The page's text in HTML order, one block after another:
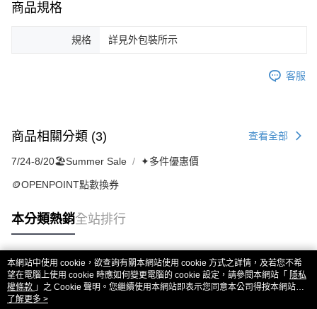
商品規格
規格 詳見外包裝所示
客服
商品相關分類 (3) 查看全部
7/24-8/20🏖️Summer Sale ✦多件優惠價
🪙OPENPOINT點數換券
本分類熱銷全站排行
熱門標籤
本網站中使用 cookie，欲查詢有關本網站使用 cookie 方式之詳情，及若您不希
望在電腦上使用 cookie 時應如何變更電腦的 cookie 設定，請參閱本網站「 隱私
權條款 」之 Cookie 聲明。您繼續使用本網站即表示您同意本公司得按本網站使
用條款之 Cookie 聲明使用 cookie。
了解更多 >